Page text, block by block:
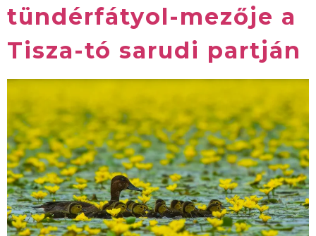
tündérfátyol-mezője a
Tisza-tó sarudi partján